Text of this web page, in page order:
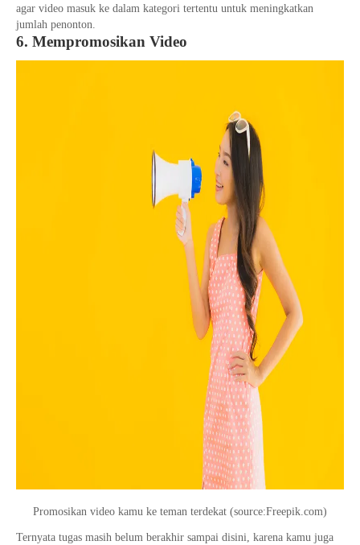
agar video masuk ke dalam kategori tertentu untuk meningkatkan
jumlah penonton.
6. Mempromosikan Video
Promosikan video kamu ke teman terdekat (source:Freepik.com)
Ternyata tugas masih belum berakhir sampai disini, karena kamu juga